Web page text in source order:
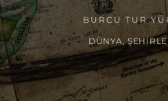
BURCU TUR
DÜNYA ,